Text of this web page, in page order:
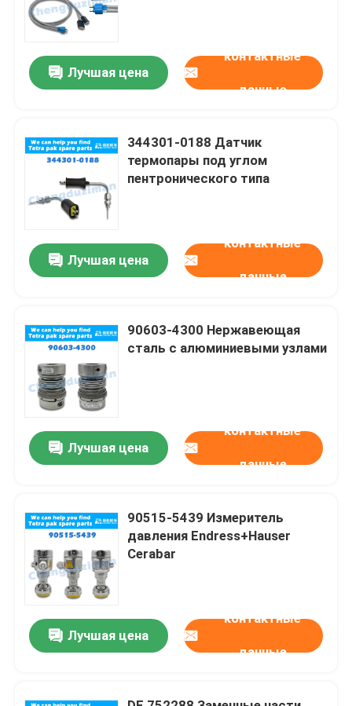
Дом
Ролики
О нас
Путешествие фабрики
Свяжитесь мы
Новости
Упаковка напитка еды
Алюминиевая упаковка напитка
Лучшая цена
контактные
данные
344301-0188 Датчик
термопары под углом
пентронического типа
Лучшая цена
контактные
данные
90603-4300 Нержавеющая
сталь с алюминиевыми узлами
Лучшая цена
контактные
данные
90515-5439 Измеритель
давления Endress+Hauser
Cerabar
Лучшая цена
контактные
данные